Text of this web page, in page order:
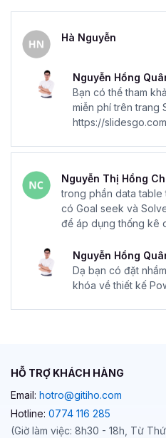
Hà Nguyễn
Nguyễn Hồng
Bạn có thể tham
miễn phí trên trang
https://
Nguyễn Thị Hồng
trong phần data table
có Goal seek và
để áp dụng thống kê
Nguyễn Hồng
Dạ bạn có đặt
khóa về thiết kế
HỖ TRỢ KHÁCH HÀNG
Email: hotro@gitiho.com
Hotline: 0774 116 285
(Giờ làm việc: 8h30 - 18h, Từ